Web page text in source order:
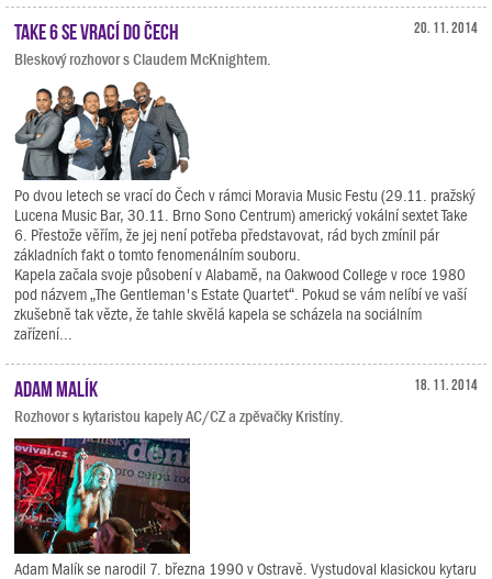
20. 11. 2014
Take 6 se vrací do Čech
Bleskový rozhovor s Claudem McKnightem.
Po dvou letech se vrací do Čech v rámci Moravia Music Festu (29.11. pražský
Lucena Music Bar, 30.11. Brno Sono Centrum) americký vokální sextet Take
6. Přestože věřím, že jej není potřeba představovat, rád bych zmínil pár
základních fakt o tomto fenomenálním souboru.
Kapela začala svoje působení v Alabamě, na Oakwood College v roce 1980
pod názvem „The Gentleman's Estate Quartet“. Pokud se vám nelíbí ve vaší
zkušebně tak vězte, že tahle skvělá kapela se scházela na sociálním
zařízení...
18. 11. 2014
Adam Malík
Rozhovor s kytaristou kapely AC/CZ a zpěvačky Kristíny.
Adam Malík se narodil 7. března 1990 v Ostravě. Vystudoval klasickou kytaru